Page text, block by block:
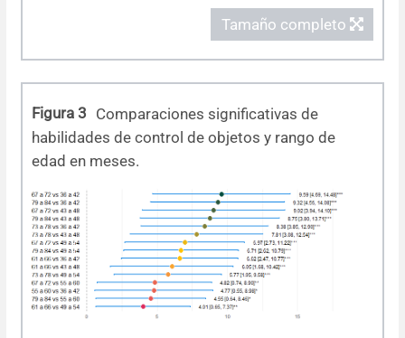
Tamaño completo
Figura 3 Comparaciones significativas de
habilidades de control de objetos y rango de
edad en meses.